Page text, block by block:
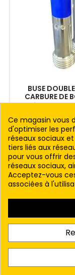
BUSE
CARBURE DE
Revêtement :
25 MM.- POUR
CHOISISSEZ LE
CI-
Prix
PRODUITS
NOTRE SOCIÉTÉ
VOTRE COMPTE
Ce magasin vous
d'optimiser les
réseaux sociaux
tiers liés aux
pour vous offrir
réseaux sociaux,
Acceptez-vous
associées à